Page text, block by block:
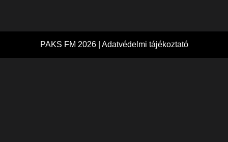
PAKS FM 2026 | Adatvédelmi tájékoztató